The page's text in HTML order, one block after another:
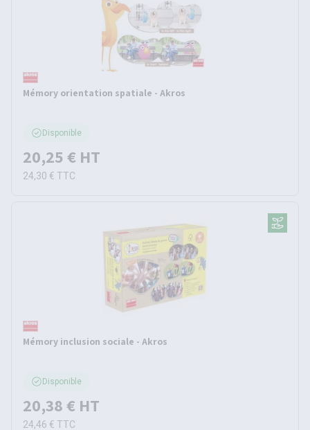
Mémory orientation spatiale - Akros
Disponible
20,25 € HT
24,30 € TTC
Mémory inclusion sociale - Akros
Disponible
20,38 € HT
24,46 € TTC